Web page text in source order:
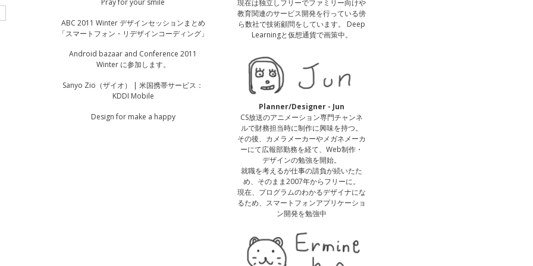
Pray for your smile
ABC 2011 Winter デザインセッションまとめ
「スマートフォン・リデザインコーディング」
Android bazaar and Conference 2011
Winter に参加します。
Sanyo Zio（ザイオ） | 米国携帯サービス：
KDDI Mobile
Design for make a happy
現在は独立しフリーでファミリー向けや
教育関連のサービス開発を行っている傍
ら数社で技術顧問をしています。 Deep
Learningと仮想通貨で画策中。
Planner/Designer - Jun
CS放送のアニメーション専門チャンネ
ルで財務担当時に制作に興味を持つ。
その後、カメラメーカーやメガネメーカ
ーにて広報部勤務を経て、Web制作・
デザインの勉強を開始。
就職を考えるが仕事の請負が続いたた
め、そのまま2007年からフリーに。
現在、プログラムのわかるデザイナにな
るため、スマートフォンアプリケーショ
ン開発を勉強中